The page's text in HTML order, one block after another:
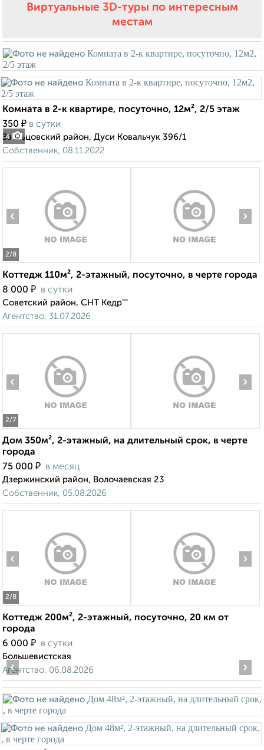
Виртуальные 3D-туры по интересным
местам
4
Комната в 2-к квартире, посуточно, 12м², 2/5 этаж
350 ₽ в сутки
Заельцовский район, Дуси Ковальчук 396/1
Собственник, 08.11.2022
2/8
‹ ›
Коттедж 110м², 2-этажный, посуточно, в черте города
8 000 ₽ в сутки
Советский район, СНТ Кедр""
Агентство, 31.07.2026
2/7
‹ ›
Дом 350м², 2-этажный, на длительный срок, в черте
города
75 000 ₽ в месяц
Дзержинский район, Волочаевская 23
Собственник, 05.08.2026
2/8
‹ ›
Коттедж 200м², 2-этажный, посуточно, 20 км от
города
6 000 ₽ в сутки
Большевистская
Агентство, 06.08.2026
‹ ›